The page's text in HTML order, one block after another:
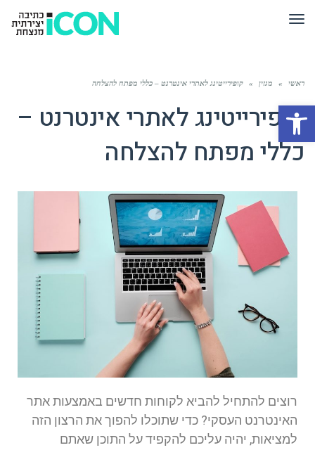
פתח סרגל נגישות
תפריט
ראשי » מגזין » קופירייטינג לאתרי אינטרנט – כללי מפתח להצלחה
קופירייטינג לאתרי אינטרנט –
כללי מפתח להצלחה
רוצים להתחיל להביא לקוחות חדשים באמצעות אתר
האינטרנט העסקי? כדי שתוכלו להפוך את הרצון הזה
למציאות, יהיה עליכם להקפיד על התוכן שאתם